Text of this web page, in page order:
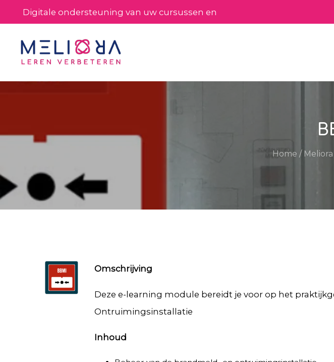
Digitale ondersteuning van uw cursussen en
Home /
Omschrijving
Deze e-learning module bereidt je voor op het
Ontruimingsinstallatie
Inhoud